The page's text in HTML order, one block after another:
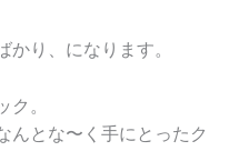
り、になります。
ク。
んとな〜く手にとったク